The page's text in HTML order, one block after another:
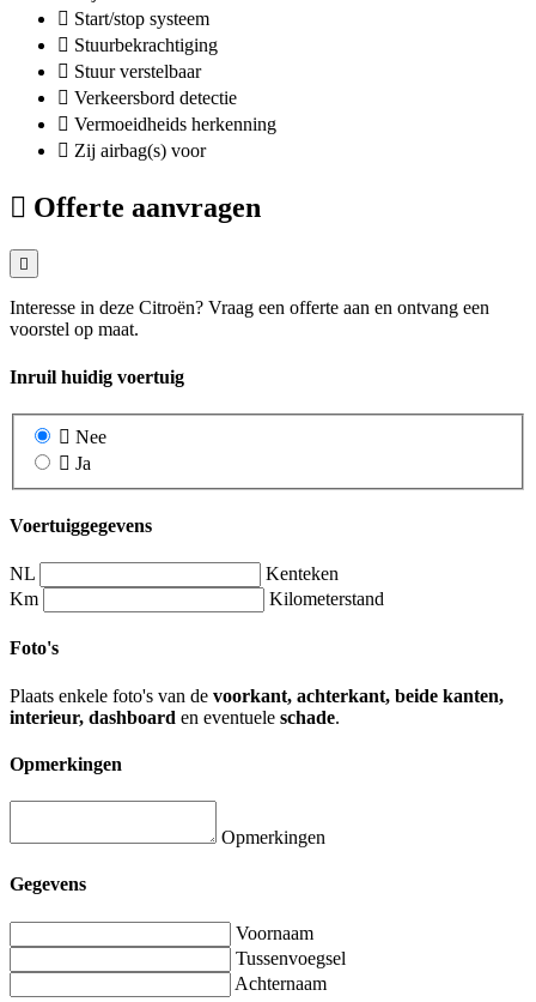
Start/stop systeem
Stuurbekrachtiging
Stuur verstelbaar
Verkeersbord detectie
Vermoeidheids herkenning
Zij airbag(s) voor
Offerte aanvragen
Interesse in deze Citroën? Vraag een offerte aan en ontvang een
voorstel op maat.
Inruil huidig voertuig
Nee
Ja
Voertuiggegevens
NL
Kenteken
Km
Kilometerstand
Foto's
Plaats enkele foto's van de voorkant, achterkant, beide kanten,
interieur, dashboard en eventuele schade.
Opmerkingen
Opmerkingen
Gegevens
Voornaam
Tussenvoegsel
Achternaam